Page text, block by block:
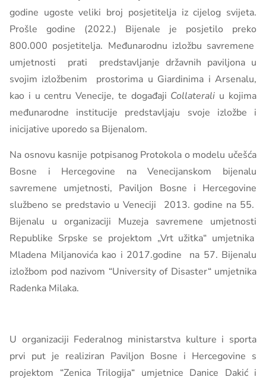
godine ugoste veliki broj posjetitelja iz cijelog svijeta.
Prošle godine (2022.) Bijenale je posjetilo preko
800.000 posjetitelja. Međunarodnu izložbu savremene
umjetnosti prati predstavljanje državnih paviljona u
svojim izložbenim prostorima u Giardinima i Arsenalu,
kao i u centru Venecije, te događaji Collaterali u kojima
međunarodne institucije predstavljaju svoje izložbe i
inicijative uporedo sa Bijenalom.
Na osnovu kasnije potpisanog Protokola o modelu učešća
Bosne i Hercegovine na Venecijanskom bijenalu
savremene umjetnosti, Paviljon Bosne i Hercegovine
službeno se predstavio u Veneciji 2013. godine na 55.
Bijenalu u organizaciji Muzeja savremene umjetnosti
Republike Srpske se projektom „Vrt užitka“ umjetnika
Mladena Miljanovića kao i 2017.godine
na 57. Bijenalu
izložbom pod nazivom “University of Disaster“ umjetnika
Radenka Milaka.
U organizaciji Federalnog ministarstva kulture i sporta
prvi put je realiziran Paviljon Bosne i Hercegovine s
projektom “Zenica Trilogija“ umjetnice Danice Dakić i